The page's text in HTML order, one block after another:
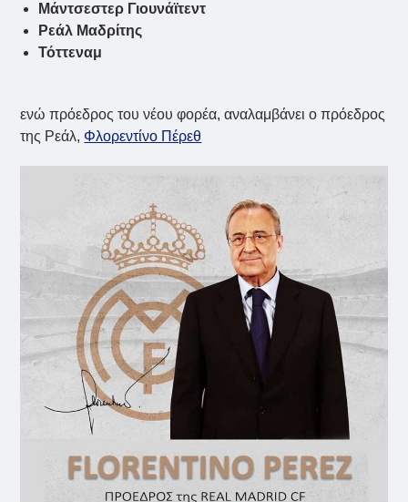
Μάντσεστερ Γιουνάϊτεντ
Ρεάλ Μαδρίτης
Τόττεναμ
ενώ πρόεδρος του νέου φορέα, αναλαμβάνει ο πρόεδρος
της Ρεάλ, Φλορεντίνο Πέρεθ